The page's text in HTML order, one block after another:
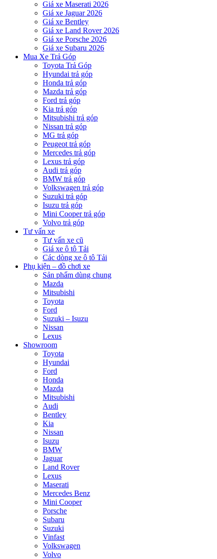
Giá xe Maserati 2026
Giá xe Jaguar 2026
Giá xe Bentley
Giá xe Land Rover 2026
Giá xe Porsche 2026
Giá xe Subaru 2026
Mua Xe Trả Góp
Toyota Trả Góp
Hyundai trả góp
Honda trả góp
Mazda trả góp
Ford trả góp
Kia trả góp
Mitsubishi trả góp
Nissan trả góp
MG trả góp
Peugeot trả góp
Mercedes trả góp
Lexus trả góp
Audi trả góp
BMW trả góp
Volkswagen trả góp
Suzuki trả góp
Isuzu trả góp
Mini Cooper trả góp
Volvo trả góp
Tư vấn xe
Tư vấn xe cũ
Giá xe ô tô Tải
Các dòng xe ô tô Tải
Phụ kiện – đồ chơi xe
Sản phẩm dùng chung
Mazda
Mitsubishi
Toyota
Ford
Suzuki – Isuzu
Nissan
Lexus
Showroom
Toyota
Hyundai
Ford
Honda
Mazda
Mitsubishi
Audi
Bentley
Kia
Nissan
Isuzu
BMW
Jaguar
Land Rover
Lexus
Maserati
Mercedes Benz
Mini Cooper
Porsche
Subaru
Suzuki
Vinfast
Volkswagen
Volvo